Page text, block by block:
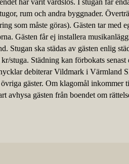
har varit vårdslös. I stugan får
rum och andra byggnader.
som måste göras). Gästen tar med
Gästen får ej installera
Stugan ska städas av gästen enlig
stuga. Städning kan förbokats
debiterar Vildmark i
gäster. Om klagomål
avhysa gästen från boendet om